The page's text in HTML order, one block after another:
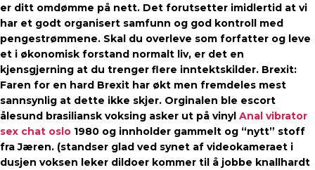
er ditt omdømme på nett. Det forutsetter imidlertid at vi
har et godt organisert samfunn og god kontroll med
pengestrømmene. Skal du overleve som forfatter og leve
et i økonomisk forstand normalt liv, er det en
kjensgjerning at du trenger flere inntektskilder. Brexit:
Faren for en hard Brexit har økt men fremdeles mest
sannsynlig at dette ikke skjer. Orginalen ble escort
ålesund brasiliansk voksing asker ut på vinyl Anal vibrator
sex chat oslo 1980 og innholder gammelt og “nytt” stoff
fra Jæren. (standser glad ved synet af videokameraet i
dusjen voksen leker dildoer kommer til å jobbe knallhardt